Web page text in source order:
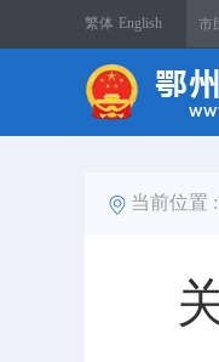
繁体 English 市
当前位置 :